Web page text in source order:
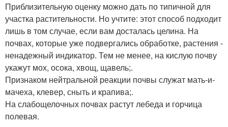
Приблизительную оценку можно дать по типичной для
участка растительности. Но учтите: этот способ подходит
лишь в том случае, если вам досталась целина. На
почвах, которые уже подвергались обработке, растения -
ненадежный индикатор. Тем не менее, на кислую почву
укажут мох, осока, хвощ, щавель;.
Признаком нейтральной реакции почвы служат мать-и-
мачеха, клевер, сныть и крапива;.
На слабощелочных почвах растут лебеда и горчица
полевая.